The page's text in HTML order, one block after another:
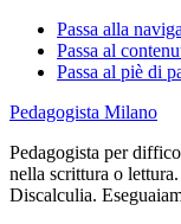
Passa alla
Passa al
Passa al piè di
Pedagogista Milano
Pedagogista per
nella scrittura o
Discalculia.